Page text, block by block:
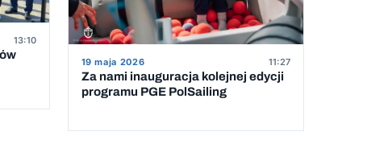
13:10
19 maja 2026 11:27
Za nami inauguracja kolejnej edycji
programu PGE PolSailing